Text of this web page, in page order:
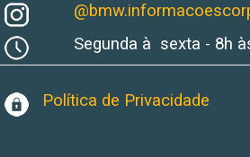
Segunda à sexta - 8h
Política de Privacidade